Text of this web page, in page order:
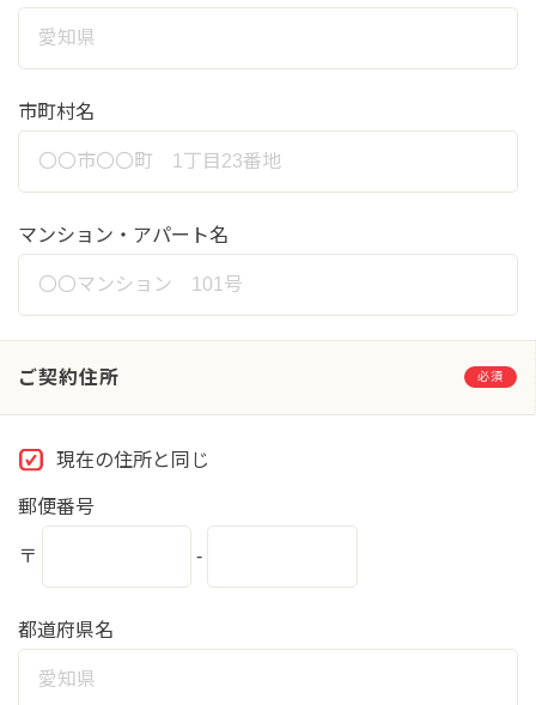
市町村名
マンション・アパート名
ご契約住所 必須
現在の住所と同じ
郵便番号
〒 -
都道府県名